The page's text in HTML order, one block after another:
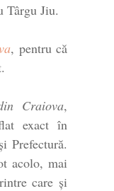
Târgu Jiu.
, pentru că
Craiova,
exact în
Prefectură.
acolo, mai
care și